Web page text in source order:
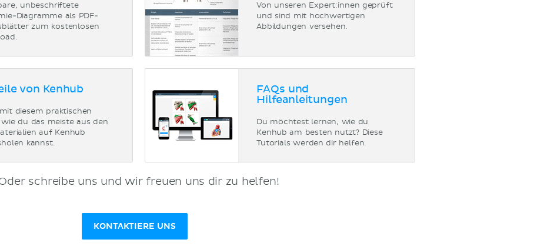
unbeschriftete
Diagramme als PDF-
zum kostenlosen
Von unseren Expert:innen geprüft
und sind mit hochwertigen
Abbildungen versehen.
von Kenhub
diesem praktischen
wie du das meiste aus den
auf Kenhub
kannst.
FAQs und
Hilfeanleitungen
Du möchtest lernen, wie du
Kenhub am besten nutzt? Diese
Tutorials werden dir helfen.
schreibe uns und wir freuen uns dir zu helfen!
KONTAKTIERE UNS